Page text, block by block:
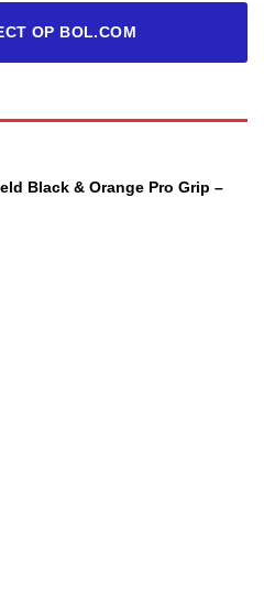
OP BOL.COM
Black & Orange Pro Grip –